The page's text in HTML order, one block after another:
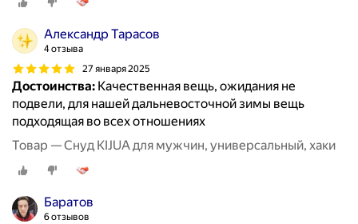
Александр Тарасов
4 отзыва
27 января 2025
Достоинства: Качественная вещь, ожидания не
подвели, для нашей дальневосточной зимы вещь
подходящая во всех отношениях
Товар — Снуд KIJUA для мужчин, универсальный, хаки
Баратов
6 отзывов